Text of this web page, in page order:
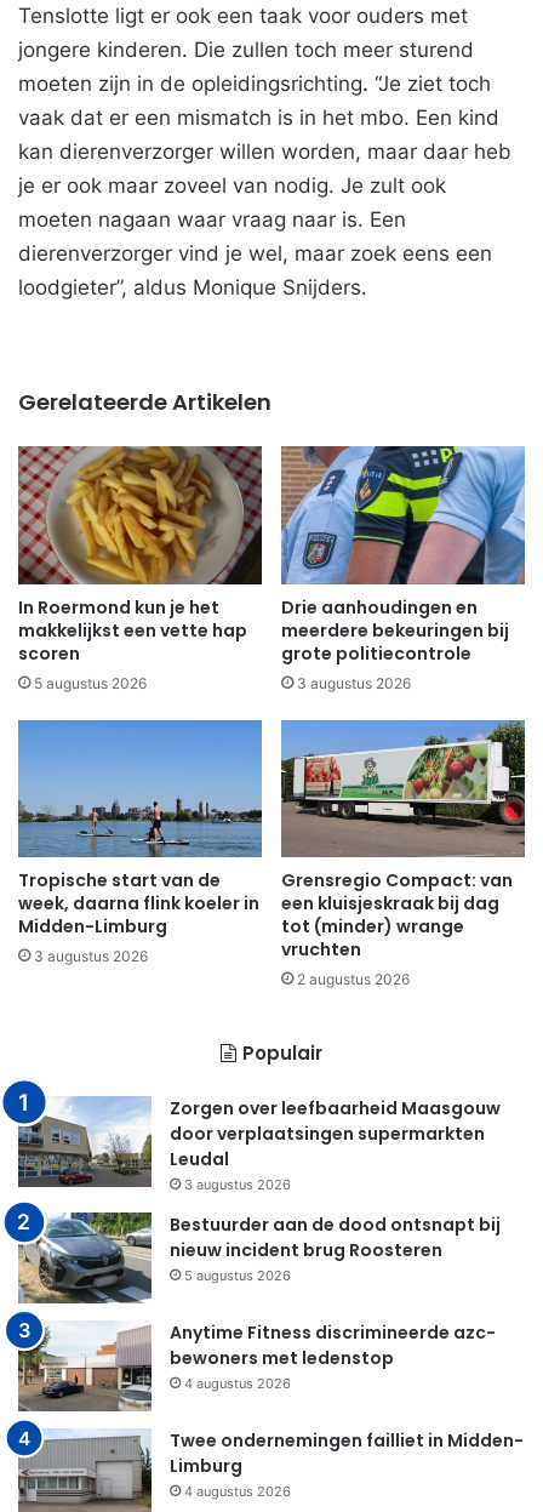
Tenslotte ligt er ook een taak voor ouders met
jongere kinderen. Die zullen toch meer sturend
moeten zijn in de opleidingsrichting. “Je ziet toch
vaak dat er een mismatch is in het mbo. Een kind
kan dierenverzorger willen worden, maar daar heb
je er ook maar zoveel van nodig. Je zult ook
moeten nagaan waar vraag naar is. Een
dierenverzorger vind je wel, maar zoek eens een
loodgieter”, aldus Monique Snijders.
Gerelateerde Artikelen
In Roermond kun je het
makkelijkst een vette hap
scoren
5 augustus 2026
Drie aanhoudingen en
meerdere bekeuringen bij
grote politiecontrole
3 augustus 2026
Tropische start van de
week, daarna flink koeler in
Midden-Limburg
3 augustus 2026
Grensregio Compact: van
een kluisjeskraak bij dag
tot (minder) wrange
vruchten
2 augustus 2026
Populair
Zorgen over leefbaarheid Maasgouw
door verplaatsingen supermarkten
Leudal
3 augustus 2026
Bestuurder aan de dood ontsnapt bij
nieuw incident brug Roosteren
5 augustus 2026
Anytime Fitness discrimineerde azc-
bewoners met ledenstop
4 augustus 2026
Twee ondernemingen failliet in Midden-
Limburg
4 augustus 2026